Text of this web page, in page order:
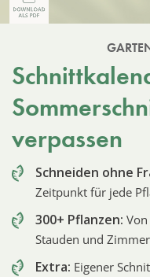
verpassen
Schneiden ohne
Zeitpunkt für jede
300+ Pflanzen:
Stauden und
Extra: Eigener